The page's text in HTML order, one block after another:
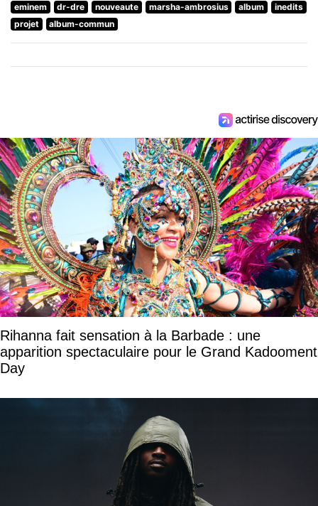
eminem dr-dre nouveaute marsha-ambrosius album
inedits
projet
album-commun
Rihanna fait sensation à la Barbade : une
apparition spectaculaire pour le Grand Kadooment
Day